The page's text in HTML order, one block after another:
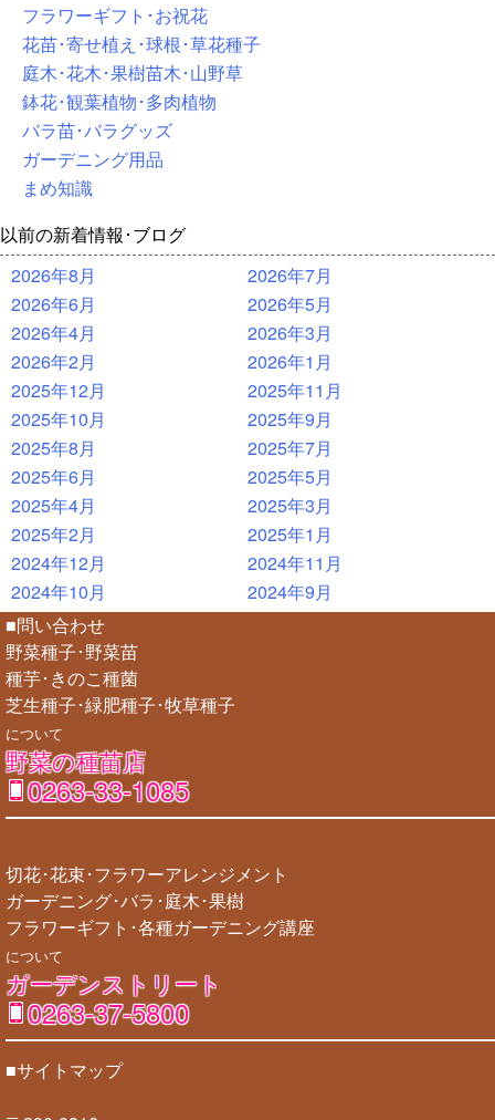
フラワーギフト･お祝花
花苗･寄せ植え･球根･草花種子
庭木･花木･果樹苗木･山野草
鉢花･観葉植物･多肉植物
バラ苗･バラグッズ
ガーデニング用品
まめ知識
以前の新着情報･ブログ
2026年8月
2026年7月
2026年6月
2026年5月
2026年4月
2026年3月
2026年2月
2026年1月
2025年12月
2025年11月
2025年10月
2025年9月
2025年8月
2025年7月
2025年6月
2025年5月
2025年4月
2025年3月
2025年2月
2025年1月
2024年12月
2024年11月
2024年10月
2024年9月
■問い合わせ
野菜種子･野菜苗
種芋･きのこ種菌
芝生種子･緑肥種子･牧草種子
について
野菜の種苗店
0263-33-1085
切花･花束･フラワーアレンジメント
ガーデニング･バラ･庭木･果樹
フラワーギフト･各種ガーデニング講座
について
ガーデンストリート
0263-37-5800
■サイトマップ